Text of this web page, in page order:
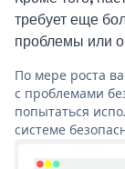
требует еще
проблемы или
По мере роста
с проблемами
попытаться
системе